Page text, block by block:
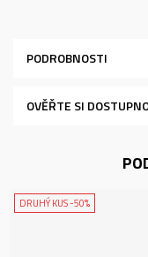
PODROBNOSTI
OVĚŘTE SI
DRUHÝ KUS -50%